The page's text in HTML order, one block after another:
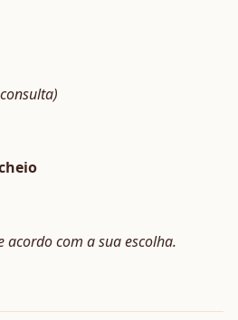
acordo com a sua escolha.